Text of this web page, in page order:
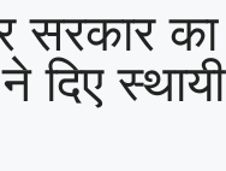
सरकार का
स्थायी